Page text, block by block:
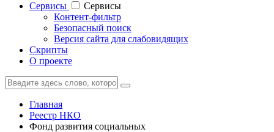
Cервисы
Cервисы
Контент-фильтр
Безопасный поиск
Версия сайта для слабовидящих
Скрипты
О проекте
Главная
Реестр НКО
Фонд развития социальных